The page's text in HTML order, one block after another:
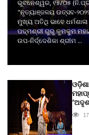
ଭୁବନେଶ୍ୱର, ୧୫/୦୫
"ନୃତ୍ୟାଞ୍ଜଳୟ ଉତ୍ସବ-
ମୁଖ୍ୟ ଅତିଥି ଭାବେ
ପଦ୍ମଶ୍ରୀ ଗୁରୁ କୁମକୁମ
ଉପ-ନିର୍ଦ୍ଦେଶିକା ଶ୍ରୀମ ...